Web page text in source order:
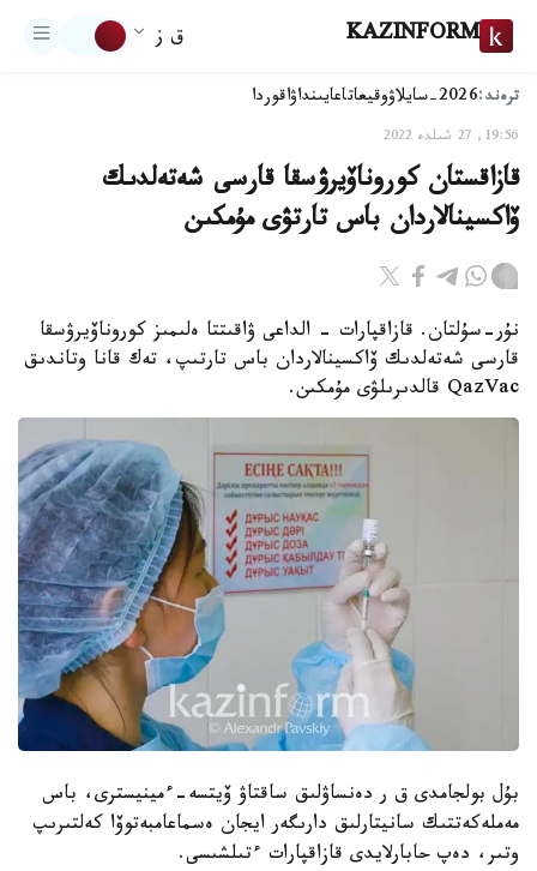
KAZINFORM ق ز
ترەند:2026-سايلاۋ وقيعاتاعايىنداۋاقوردا
19:56, 27 شىلدە 2022
قازاقستان كوروناۆيرۋسقا قارسى شەتەلدىك
ۆاكسينالاردان باس تارتۋى مۇمكىن
نۇر-سۇلتان. قازاقپارات - الداعى ۋاقىتتا ەلىمىز كوروناۆيرۋسقا
قارسى شەتەلدىك ۆاكسينالاردان باس تارتىپ، تەك قانا وتاندىق
QazVac قالدىرىلۋى مۇمكىن.
بۇل بولجامدى ق ر دەنساۋلىق ساقتاۋ ۆيتسە-ءمينيسترى، باس
مەملەكەتتىك سانيتارلىق دارىگەر ايجان ەسماعامبەتوۆا كەلتىرىپ
وتىر، دەپ حابارلايدى قازاقپارات ءتىلشىسى.